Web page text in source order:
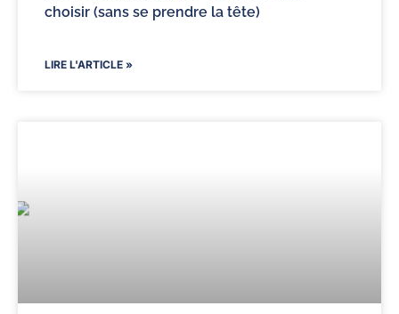
choisir (sans se prendre la tête)
LIRE L'ARTICLE »